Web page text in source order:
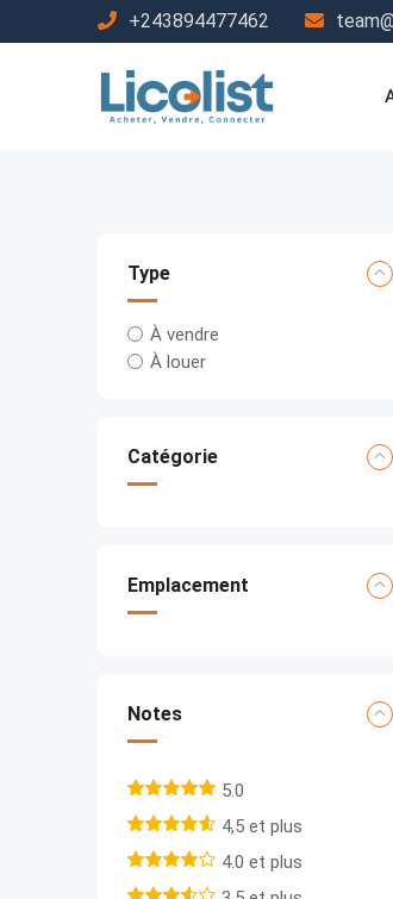
au
+243894477462
Type
À vendre
À louer
Catégorie
Emplacement
Notes
5.0
4,5 et plus
4.0 et plus